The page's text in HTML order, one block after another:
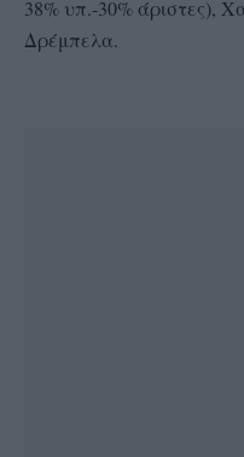
38% υπ.-30% άριστες),
Δρέμπελα.